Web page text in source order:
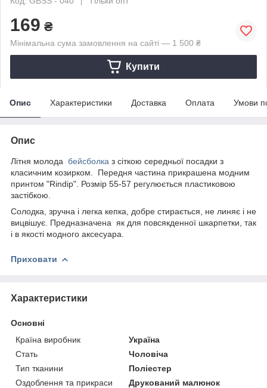
169 ₴
Мінімальна сума замовлення на сайті — 1 500 ₴
Купити
Опис Характеристики Доставка Оплата Умови
Опис
Літня молода бейсболка з сіткою середньої посадки з
класичним козирком. Передня частина прикрашена модним
принтом "Rindip". Розмір 55-57 регулюється пластиковою
застібкою.
Солодка, зручна і легка кепка, добре стирається, не линяє і не
вицвішує. Предназначена як для повсякденної шкарпетки, так
і в якості модного аксесуара.
Приховати
Характеристики
Основні
Країна виробник
Україна
Стать
Чоловіча
Тип тканини
Поліестер
Оздоблення та прикраси
Друкований малюнок